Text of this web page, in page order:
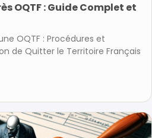
OQTF : Guide Complet et
OQTF : Procédures et
de Quitter le Territoire Français